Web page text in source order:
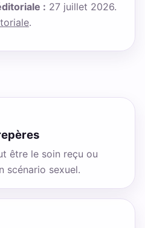
: 27 juillet 2026.
.
être le soin reçu ou
scénario sexuel.